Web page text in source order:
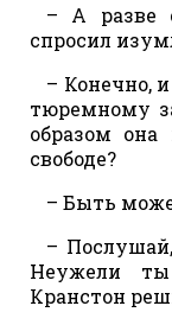
– А разве
спросил
– Конечно,
тюремному
образом она
свободе?
– Быть
–
Неужели
Кранстон